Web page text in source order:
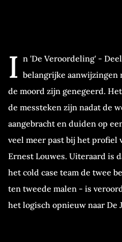
I n 'De Veroordeling' -
belangrijke aanwijzingen
de moord zijn genegeerd.
de messteken zijn nadat de
aangebracht en duiden op
veel meer past bij het profiel
Ernest Louwes. Uiteraard is
het cold case team de twee
ten tweede malen - is
het logisch opnieuw naar De